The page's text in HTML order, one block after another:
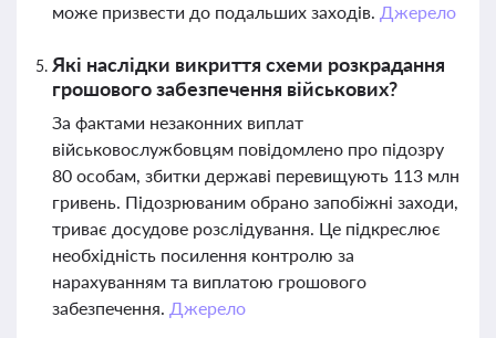
може призвести до подальших заходів. Джерело
Які наслідки викриття схеми розкрадання
грошового забезпечення військових?
За фактами незаконних виплат
військовослужбовцям повідомлено про підозру
80 особам, збитки державі перевищують 113 млн
гривень. Підозрюваним обрано запобіжні заходи,
триває досудове розслідування. Це підкреслює
необхідність посилення контролю за
нарахуванням та виплатою грошового
забезпечення. Джерело